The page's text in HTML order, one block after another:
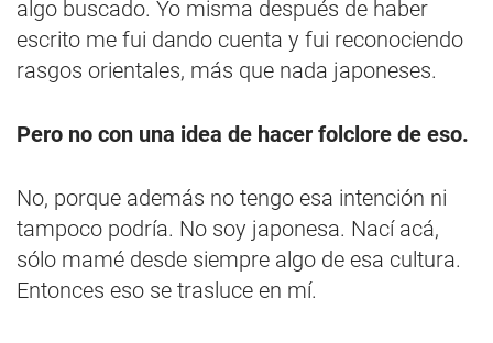
algo buscado. Yo misma después de haber
escrito me fui dando cuenta y fui reconociendo
rasgos orientales, más que nada japoneses.
Pero no con una idea de hacer folclore de eso.
No, porque además no tengo esa intención ni
tampoco podría. No soy japonesa. Nací acá,
sólo mamé desde siempre algo de esa cultura.
Entonces eso se trasluce en mí.